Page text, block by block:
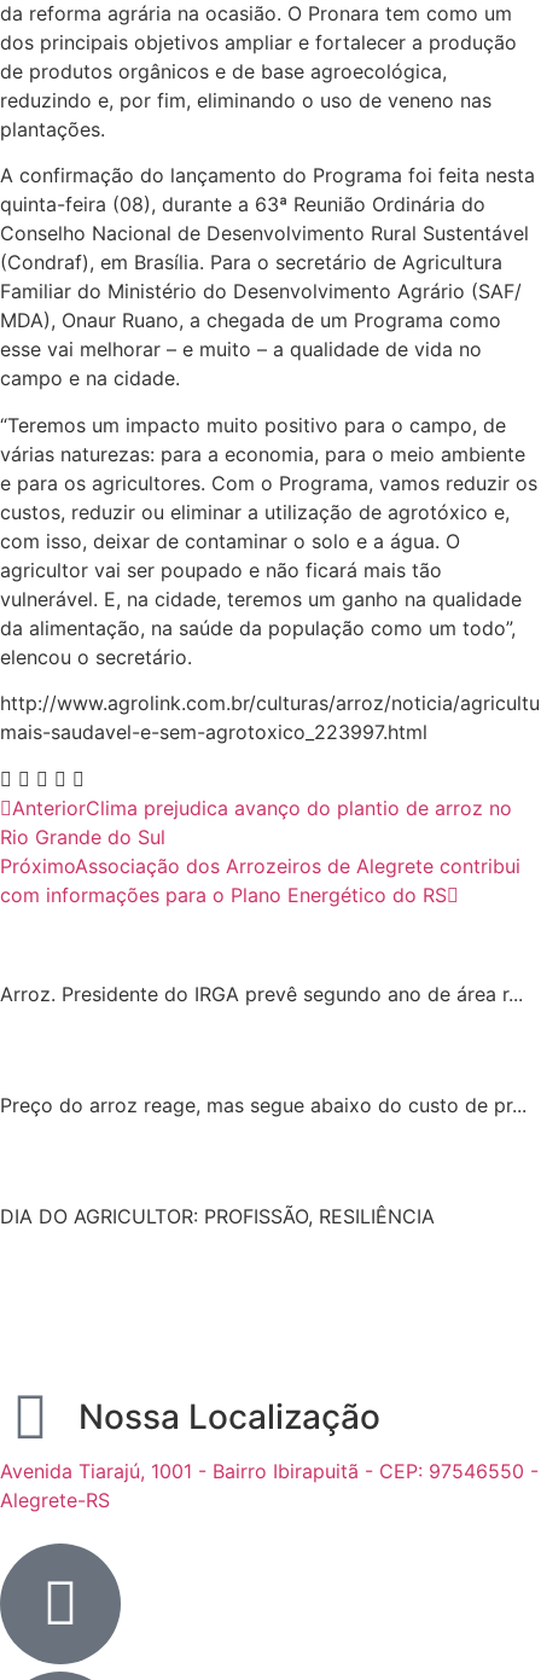
da reforma agrária na ocasião. O Pronara tem como um
dos principais objetivos ampliar e fortalecer a produção
de produtos orgânicos e de base agroecológica,
reduzindo e, por fim, eliminando o uso de veneno nas
plantações.
A confirmação do lançamento do Programa foi feita nesta
quinta-feira (08), durante a 63ª Reunião Ordinária do
Conselho Nacional de Desenvolvimento Rural Sustentável
(Condraf), em Brasília. Para o secretário de Agricultura
Familiar do Ministério do Desenvolvimento Agrário (SAF/
MDA), Onaur Ruano, a chegada de um Programa como
esse vai melhorar – e muito – a qualidade de vida no
campo e na cidade.
“Teremos um impacto muito positivo para o campo, de
várias naturezas: para a economia, para o meio ambiente
e para os agricultores. Com o Programa, vamos reduzir os
custos, reduzir ou eliminar a utilização de agrotóxico e,
com isso, deixar de contaminar o solo e a água. O
agricultor vai ser poupado e não ficará mais tão
vulnerável. E, na cidade, teremos um ganho na qualidade
da alimentação, na saúde da população como um todo”,
elencou o secretário.
http://www.agrolink.com.br/culturas/arroz/noticia/
mais-saudavel-e-sem-agrotoxico_223997.html
AnteriorClima prejudica avanço do plantio de arroz no
Rio Grande do Sul
PróximoAssociação dos Arrozeiros de Alegrete contribui
com informações para o Plano Energético do RS
Arroz. Presidente do IRGA prevê segundo ano de área r...
Preço do arroz reage, mas segue abaixo do custo de pr...
DIA DO AGRICULTOR: PROFISSÃO, RESILIÊNCIA
Nossa Localização
Avenida Tiarajú, 1001 - Bairro Ibirapuitã - CEP: 97546550 -
Alegrete-RS